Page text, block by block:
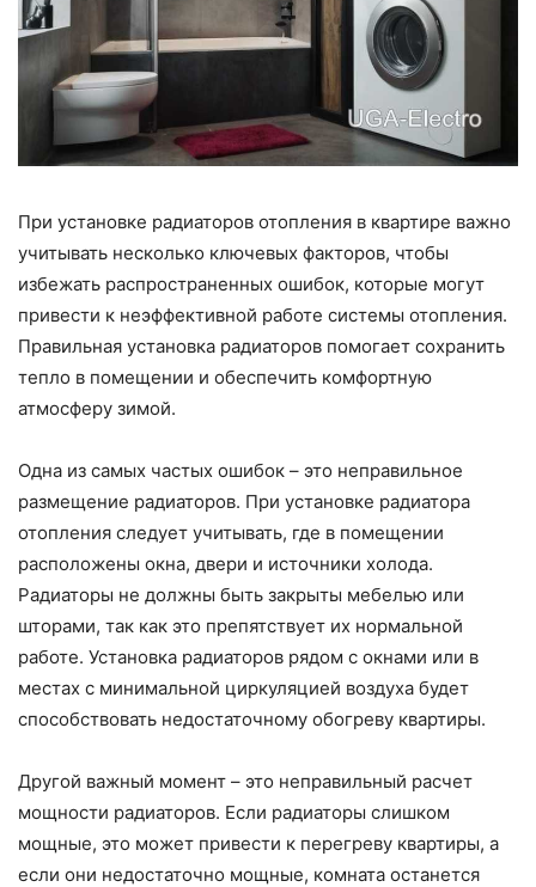
При установке радиаторов отопления в квартире важно
учитывать несколько ключевых факторов, чтобы
избежать распространенных ошибок, которые могут
привести к неэффективной работе системы отопления.
Правильная установка радиаторов помогает сохранить
тепло в помещении и обеспечить комфортную
атмосферу зимой.
Одна из самых частых ошибок – это неправильное
размещение радиаторов. При установке радиатора
отопления следует учитывать, где в помещении
расположены окна, двери и источники холода.
Радиаторы не должны быть закрыты мебелью или
шторами, так как это препятствует их нормальной
работе. Установка радиаторов рядом с окнами или в
местах с минимальной циркуляцией воздуха будет
способствовать недостаточному обогреву квартиры.
Другой важный момент – это неправильный расчет
мощности радиаторов. Если радиаторы слишком
мощные, это может привести к перегреву квартиры, а
если они недостаточно мощные, комната останется